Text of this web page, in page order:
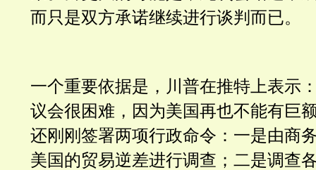
而只是双方承诺继续进行谈判而已。
一个重要依据是，川普在推特上表示
议会很困难，因为美国再也不能有巨
还刚刚签署两项行政命令：一是由商
美国的贸易逆差进行调查；二是调查